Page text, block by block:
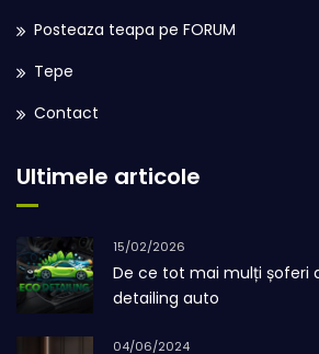
Posteaza teapa pe FORUM
Tepe
Contact
Ultimele articole
15/02/2026
De ce tot mai mulți șoferi
detailing auto
04/06/2024